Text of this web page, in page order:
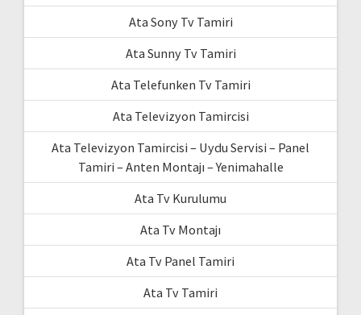
Ata Sony Tv Tamiri
Ata Sunny Tv Tamiri
Ata Telefunken Tv Tamiri
Ata Televizyon Tamircisi
Ata Televizyon Tamircisi – Uydu Servisi – Panel
Tamiri – Anten Montajı – Yenimahalle
Ata Tv Kurulumu
Ata Tv Montajı
Ata Tv Panel Tamiri
Ata Tv Tamiri